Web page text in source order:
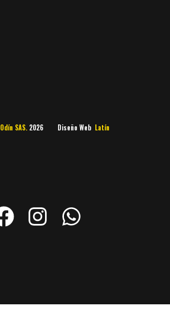
Odín SAS. 2026 Diseño Web Latín